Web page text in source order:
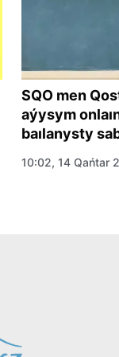
SQO men
aýysym
baılanysty
10:02, 14 Qańtar